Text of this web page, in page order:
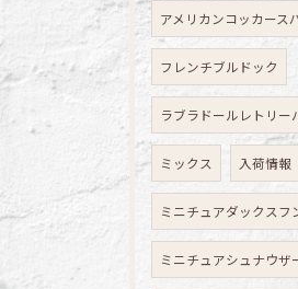
アメリカンコッカース
フレンチブルドック
ラブラドールレトリー
ミックス 入荷情報
ミニチュアダックスフ
ミニチュアシュナウザ